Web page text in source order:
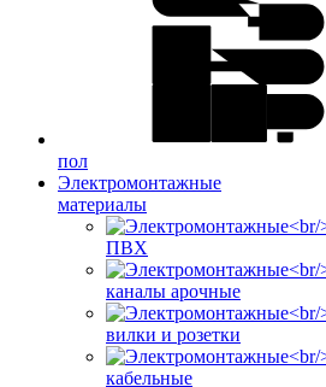
пол
Электромонтажные
материалы
ПВХ
каналы арочные
вилки и розетки
кабельные